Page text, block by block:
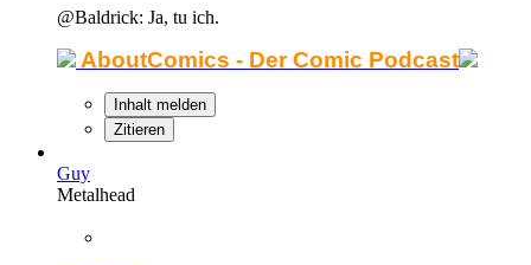
@Baldrick: Ja, tu ich.
AboutComics - Der Comic Podcast
Inhalt melden
Zitieren
Guy
Metalhead